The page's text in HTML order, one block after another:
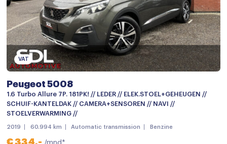
Bestuurdersstoel in hoogte verstelbaar
Binnenspiegel automatisch dimmend
Climate control
Cruise control
Elektrische ramen voor en achter
Hoofdsteunen achter
Lederen/stof bekleding
VAT
Peugeot 5008
1.6 Turbo Allure 7P. 181PK! // LEDER // ELEK.STOEL+GEHEUGEN //
SCHUIF-KANTELDAK // CAMERA+SENSOREN // NAVI //
STOELVERWARMING //
2019 60.994 km Automatic transmission Benzine
€ 334,-